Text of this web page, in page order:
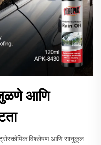
जुळणे आणि
विश्लेषण आणि सानुकूल